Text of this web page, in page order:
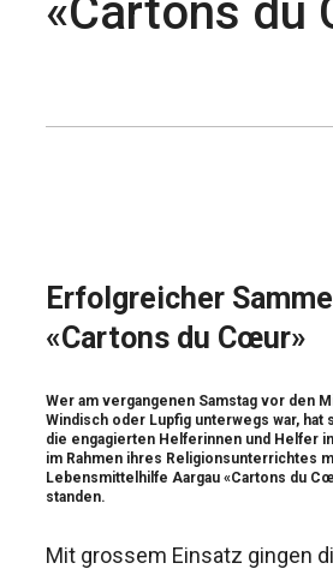
«Cartons du
Erfolgreicher
«Cartons du Cœur»
Wer am vergangenen Samstag vor den
Windisch oder Lupfig unterwegs war,
die engagierten Helferinnen und Helfer
im Rahmen ihres Religionsunterrichtes
Lebensmittelhilfe Aargau «Cartons du
standen.
Mit grossem Einsatz gingen